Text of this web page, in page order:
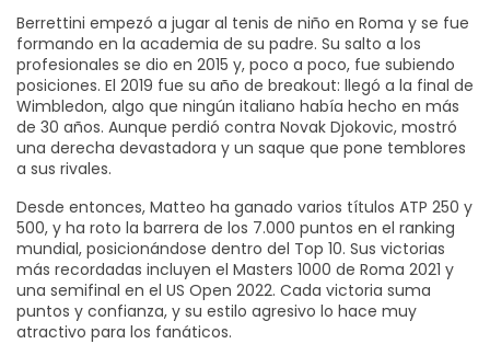
Berrettini empezó a jugar al tenis de niño en Roma y se fue
formando en la academia de su padre. Su salto a los
profesionales se dio en 2015 y, poco a poco, fue subiendo
posiciones. El 2019 fue su año de breakout: llegó a la final de
Wimbledon, algo que ningún italiano había hecho en más
de 30 años. Aunque perdió contra Novak Djokovic, mostró
una derecha devastadora y un saque que pone temblores
a sus rivales.
Desde entonces, Matteo ha ganado varios títulos ATP 250 y
500, y ha roto la barrera de los 7.000 puntos en el ranking
mundial, posicionándose dentro del Top 10. Sus victorias
más recordadas incluyen el Masters 1000 de Roma 2021 y
una semifinal en el US Open 2022. Cada victoria suma
puntos y confianza, y su estilo agresivo lo hace muy
atractivo para los fanáticos.